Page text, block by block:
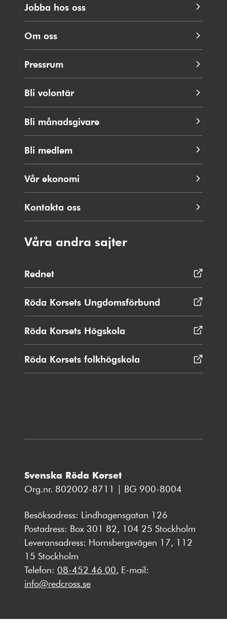
Jobba hos oss
Om oss
Pressrum
Bli volontär
Bli månadsgivare
Bli medlem
Vår ekonomi
Kontakta oss
Våra andra sajter
Rednet
i
nytt
fönster
Röda Korsets Ungdomsförbund Öppnas
i
Röda Korsets Högskola
i
nytt
fönster
Röda Korsets folkhögskola
i
Svenska Röda Korset
Org.nr. 802002-8711 | BG 900-8004
Besöksadress: Lindhagensgatan 126
Postadress: Box 301 82, 104 25 Stockholm
Leveransadress: Hornsbergsvägen 17, 112
15 Stockholm
Telefon: 08-452 46 00, E-mail:
info@redcross.se